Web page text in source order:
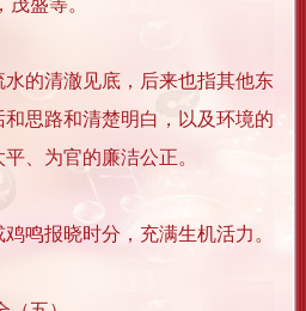
盛等。
的清澈见底，后来也指其他东
思路和清楚明白，以及环境的
、为官的廉洁公正。
鸣报晓时分，充满生机活力。